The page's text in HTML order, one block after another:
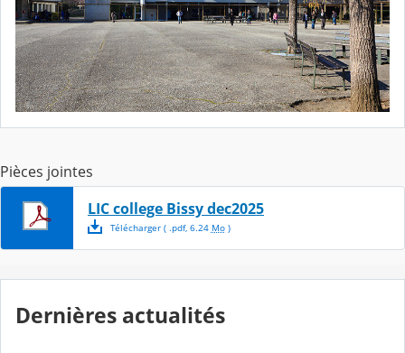
Pièces jointes
LIC college Bissy dec2025
Télécharger( .pdf, 6.24 Mo)
Dernières actualités